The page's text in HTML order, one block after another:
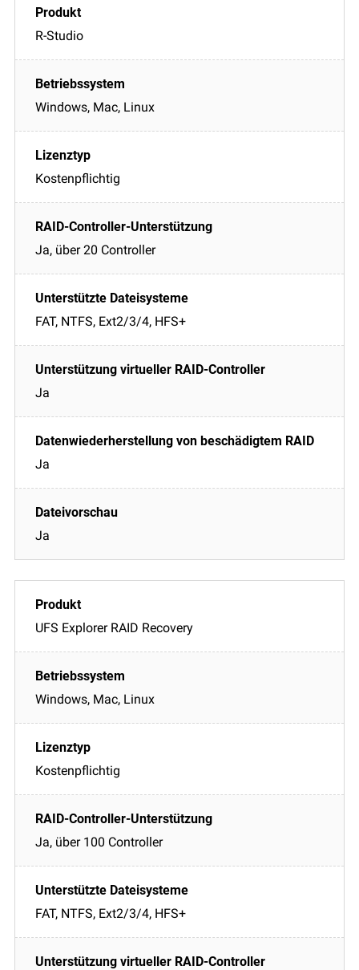
R-Studio
Windows, Mac, Linux
Kostenpflichtig
Ja, über 20 Controller
FAT, NTFS, Ext2/3/4, HFS+
Ja
Ja
Ja
UFS Explorer RAID Recovery
Windows, Mac, Linux
Kostenpflichtig
Ja, über 100 Controller
FAT, NTFS, Ext2/3/4, HFS+